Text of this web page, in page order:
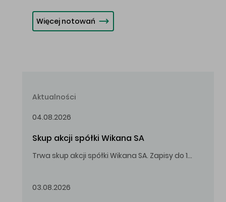
Więcej notowań
Aktualności
04.08.2026
Skup akcji spółki Wikana SA
Trwa skup akcji spółki Wikana SA. Zapisy do 14.08.2026 r. do godz. 16.00.
03.08.2026